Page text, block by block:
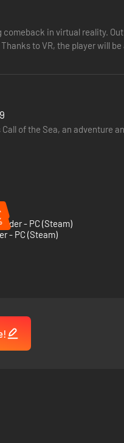
in virtual reality.
to VR, the player will
of the Sea, an adventure
- PC (Steam)
- PC (Steam)